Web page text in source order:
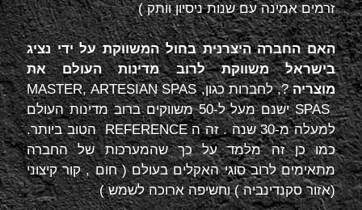
זרמים אמינה עם שנות ניסיון וותק )
האם החברה היצרנית בחול המשווקת על ידי נציג
בישראל משווקת לרוב מדינות העולם את
מוצריה?, לחברות כגון,ARTESIAN SPAS
,
MASTER
SPAS
ישנם מעל ל-50 משווקים ברוב מדינות העולם
למעלה מ-30 שנה . זה ה
REFERENCEהטוב ביותר.
כמו כן זה מלמד על כך שהמערכות של החברה
מתאימים לרוב סוגי האקלים בעולם ( חום , קור קיצוני
(אזור סקנדינביה ) וחשיפה ארוכה לשמש )